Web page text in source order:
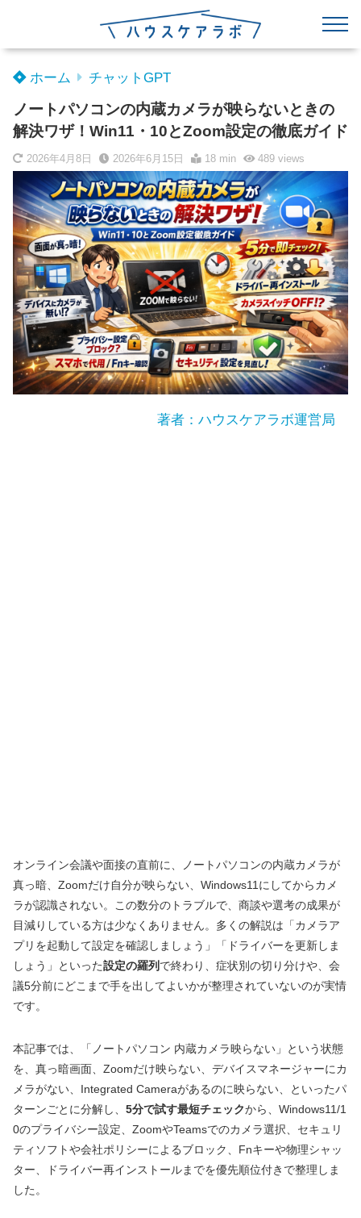
ホーム チャットGPT
ノートパソコンの内蔵カメラが映らないときの
解決ワザ！Win11・10とZoom設定の徹底ガイド
2026年4月8日 2026年6月15日 18 min 489views
著者：ハウスケアラボ運営局
オンライン会議や面接の直前に、ノートパソコンの内蔵カメラが
真っ暗、Zoomだけ自分が映らない、Windows11にしてからカメ
ラが認識されない。この数分のトラブルで、商談や選考の成果が
目減りしている方は少なくありません。多くの解説は「カメラア
プリを起動して設定を確認しましょう」「ドライバーを更新しま
しょう」といった設定の羅列 で終わり、症状別の切り分けや、会
議5分前にどこまで手を出してよいかが整理されていないのが実情
です。
本記事では、「ノートパソコン 内蔵カメラ映らない」という状態
を、真っ暗画面、Zoomだけ映らない、デバイスマネージャーにカ
メラがない、Integrated Cameraがあるのに映らない、といったパ
ターンごとに分解し、 5分で試す最短チェックから、Windows11/1
0のプライバシー設定、ZoomやTeamsでのカメラ選択、セキュリ
ティソフトや会社ポリシーによるブロック、Fnキーや物理シャッ
ター、ドライバー再インストールまでを優先順位付きで整理しま
した。